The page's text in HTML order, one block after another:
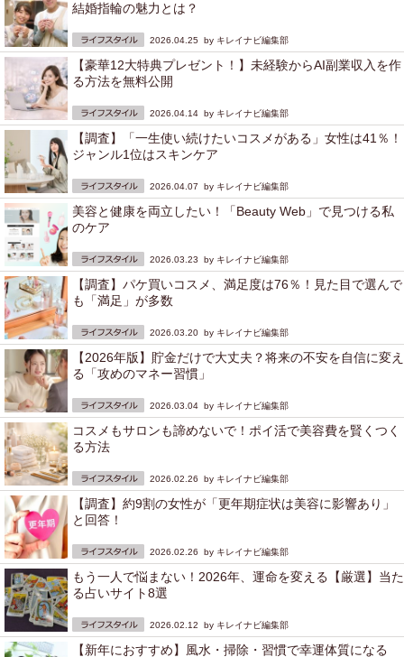
結婚指輪の魅力とは？
2026.04.25 by キレイナビ編集部
【豪華12大特典プレゼント！】未経験からAI副業収入を作
る方法を無料公開
2026.04.14 by キレイナビ編集部
【調査】「一生使い続けたいコスメがある」女性は41％！
ジャンル1位はスキンケア
2026.04.07 by キレイナビ編集部
美容と健康を両立したい！「Beauty Web」で見つける私
のケア
2026.03.23 by キレイナビ編集部
【調査】パケ買いコスメ、満足度は76％！見た目で選んで
も「満足」が多数
2026.03.20 by キレイナビ編集部
【2026年版】貯金だけで大丈夫？将来の不安を自信に変え
る「攻めのマネー習慣」
2026.03.04 by キレイナビ編集部
コスメもサロンも諦めないで！ポイ活で美容費を賢くつく
る方法
2026.02.26 by キレイナビ編集部
【調査】約9割の女性が「更年期症状は美容に影響あり」
と回答！
2026.02.26 by キレイナビ編集部
もう一人で悩まない！2026年、運命を変える【厳選】当た
る占いサイト8選
2026.02.12 by キレイナビ編集部
【新年におすすめ】風水・掃除・習慣で幸運体質になる